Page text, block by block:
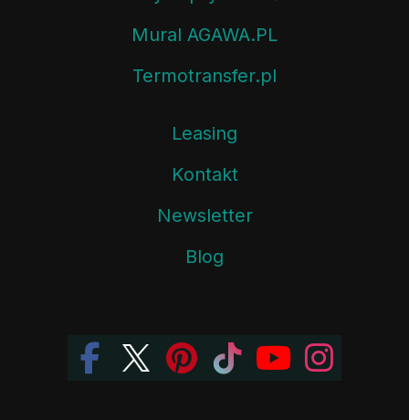
Mural AGAWA.PL
Termotransfer.pl
Leasing
Kontakt
Newsletter
Blog